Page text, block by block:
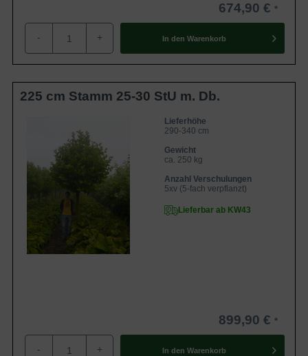
674,90 €
- + In den Warenkorb
225 cm Stamm 25-30 StU m. Db.
Lieferhöhe
290-340 cm
Gewicht
ca. 250 kg
Anzahl Verschulungen
5xv (5-fach verpflanzt)
Lieferbar ab KW43
899,90 €
- + In den Warenkorb